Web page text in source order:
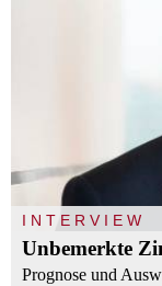
INTERVIEW
Unbemerkte
Prognose und